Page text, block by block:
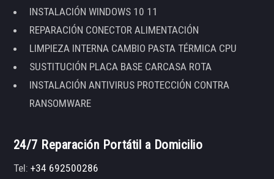
INSTALACIÓN WINDOWS 10 11
REPARACIÓN CONECTOR ALIMENTACIÓN
LIMPIEZA INTERNA CAMBIO PASTA TÉRMICA CPU
SUSTITUCIÓN PLACA BASE CARCASA ROTA
INSTALACIÓN ANTIVIRUS PROTECCIÓN CONTRA
RANSOMWARE
24/7 Reparación Portátil a Domicilio
Tel:+34 692500286